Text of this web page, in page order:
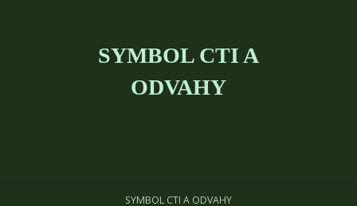
SYMBOL CTI A
ODVAHY
SYMBOL CTI A ODVAHY